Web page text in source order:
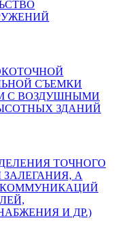
СЪЕМКИ
С ВОЗДУШНЫМИ
ЗДАНИЙ
ТОЧНОГО
А
КОММУНИКАЦИЙ
И ДР.)